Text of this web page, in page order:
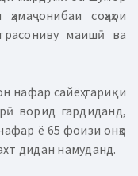
соҳаҳои
маишӣ ва
нафар сайёҳ тариқи
ворид гардиданд,
ё 65 фоизи онҳо
дидан намуданд.